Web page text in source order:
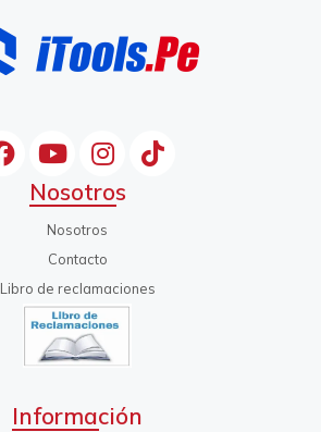
Nosotros
Nosotros
Contacto
Libro de reclamaciones
Información